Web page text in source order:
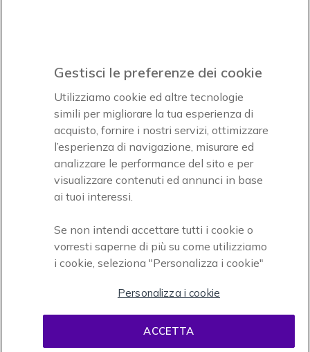
Icon
Icon
Paga facilmente ed in assoluta sicurezza
Accettiamo
Gestisci le preferenze dei cookie
Utilizziamo cookie ed altre tecnologie
simili per migliorare la tua esperienza di
acquisto, fornire i nostri servizi, ottimizzare
l’esperienza di navigazione, misurare ed
analizzare le performance del sito e per
visualizzare contenuti ed annunci in base
ai tuoi interessi.
Se non intendi accettare tutti i cookie o
vorresti saperne di più su come utilizziamo
i cookie, seleziona "Personalizza i cookie"
Personalizza i cookie
ACCETTA